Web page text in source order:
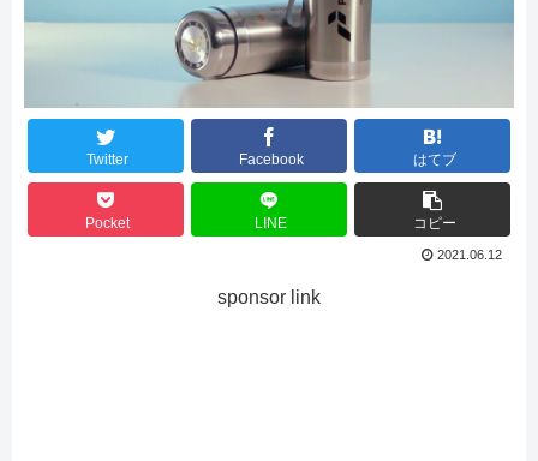
Twitter Facebook はてブ
Pocket LINE コピー
2021.06.12
sponsor link